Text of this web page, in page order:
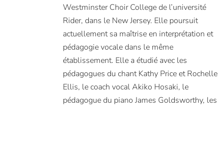
Westminster Choir College de l’université
Rider, dans le New Jersey. Elle poursuit
actuellement sa maîtrise en interprétation et
pédagogie vocale dans le même
établissement. Elle a étudié avec les
pédagogues du chant Kathy Price et Rochelle
Ellis, le coach vocal Akiko Hosaki, le
pédagogue du piano James Goldsworthy, les
Stroope. Elle a également chanté sous la
direction des chefs d’orchestre Yannick
Nézet-Séguin et Stéphane Denève. Elle
dirige actuellement le Melody Choir à
Philadelphie (Pennsylvanie) et la Spruce Run
Lutheran Church à Glen Gardner (New